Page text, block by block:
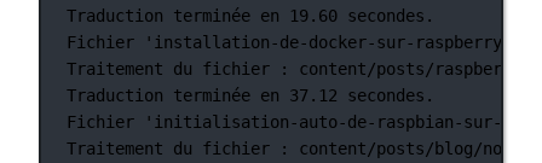
Traduction
terminée en 19.60 secondes.
Fichier
'installation-de-docker-sur-raspberry-
Traitement
du fichier :
content/posts/
Traduction
terminée en 37.12
secondes.
Fichier
'initialisation-auto-de-raspbian-sur-
Traitement
du fichier :
content/posts/blog/